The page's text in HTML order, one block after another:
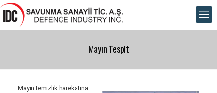
Mayın Tespit
Mayın temizlik harekatına